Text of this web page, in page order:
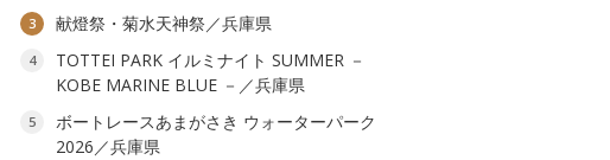
3 献燈祭・菊水天神祭／兵庫県
4
TOTTEI PARK イルミナイト SUMMER －
KOBE MARINE BLUE －／兵庫県
5
ボートレースあまがさき ウォーターパーク
2026／兵庫県